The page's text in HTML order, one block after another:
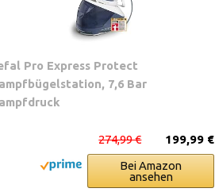
Pro Express Protect
7,6 Bar
199,99 €
274,99 €
Bei Amazon
ansehen